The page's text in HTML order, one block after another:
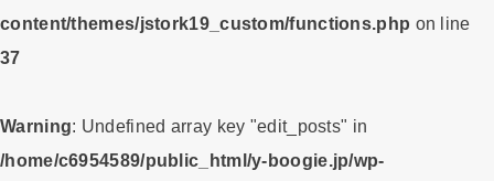
content/themes/jstork19_custom/functions.php on line
37
Warning: Undefined array key "edit_posts" in
/home/c6954589/public_html/y-boogie.jp/wp-